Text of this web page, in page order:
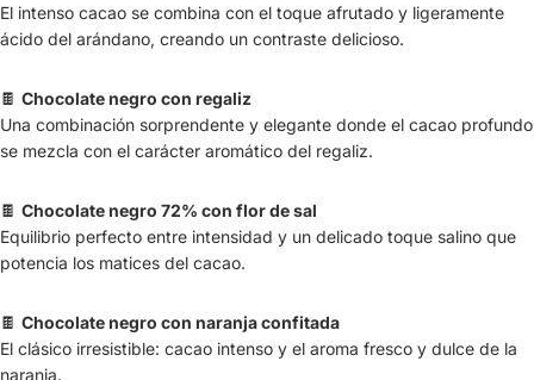
El intenso cacao se combina con el toque afrutado y ligeramente
ácido del arándano, creando un contraste delicioso.
🍫 Chocolate negro con regaliz
Una combinación sorprendente y elegante donde el cacao profundo
se mezcla con el carácter aromático del regaliz.
🍫 Chocolate negro 72% con flor de sal
Equilibrio perfecto entre intensidad y un delicado toque salino que
potencia los matices del cacao.
🍫 Chocolate negro con naranja confitada
El clásico irresistible: cacao intenso y el aroma fresco y dulce de la
naranja.